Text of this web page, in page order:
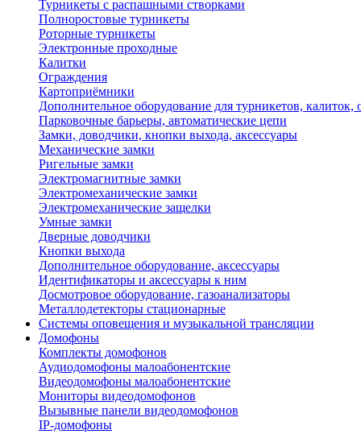
Турникеты с распашными створками
Полноростовые турникеты
Роторные турникеты
Электронные проходные
Калитки
Ограждения
Картоприёмники
Дополнительное оборудование для турникетов, калиток,
Парковочные барьеры, автоматические цепи
Замки, доводчики, кнопки выхода, аксессуары
Механические замки
Ригельные замки
Электромагнитные замки
Электромеханические замки
Электромеханические защелки
Умные замки
Дверные доводчики
Кнопки выхода
Дополнительное оборудование, аксессуары
Идентификаторы и аксессуары к ним
Досмотровое оборудование, газоанализаторы
Металлодетекторы стационарные
Системы оповещения и музыкальной трансляции
Домофоны
Комплекты домофонов
Аудиодомофоны малоабонентские
Видеодомофоны малоабонентские
Мониторы видеодомофонов
Вызывные панели видеодомофонов
IP-домофоны